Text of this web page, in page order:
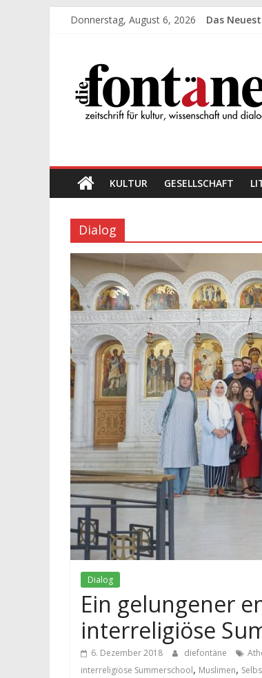
ZumDonnerstag, August 6, 2026 Das
Die
Fontäne
kultur,
wissenschaft
und
KULTUR GESELLSCHAFT
Dialog
Dialog
Ein gelungener
interreligiöse
6. Dezember 2018 diefontäne
interreligiöse Summerschool, Muslimen,